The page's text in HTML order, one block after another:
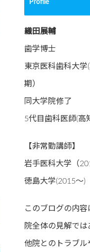
Profile
織田展輔
歯学博士
東京医科歯科大学
期）
同大学院修了
5代目歯科医師(高
【非常勤講師】
岩手医科大学（
徳島大学(2015～)
このブログの内
院全体の見解では
他院とのトラブ